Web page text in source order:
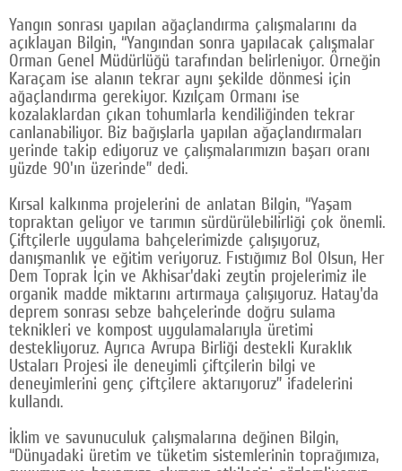
Yangın sonrası yapılan ağaçlandırma çalışmalarını da
açıklayan Bilgin, “Yangından sonra yapılacak çalışmalar
Orman Genel Müdürlüğü tarafından belirleniyor. Örneğin
Karaçam ise alanın tekrar aynı şekilde dönmesi için
ağaçlandırma gerekiyor. Kızılçam Ormanı ise
kozalaklardan çıkan tohumlarla kendiliğinden tekrar
canlanabiliyor. Biz bağışlarla yapılan ağaçlandırmaları
yerinde takip ediyoruz ve çalışmalarımızın başarı oranı
yüzde 90'ın üzerinde” dedi.
Kırsal kalkınma projelerini de anlatan Bilgin, “Yaşam
topraktan geliyor ve tarımın sürdürülebilirliği çok önemli.
Çiftçilerle uygulama bahçelerimizde çalışıyoruz,
danışmanlık ve eğitim veriyoruz. Fıstığımız Bol Olsun, Her
Dem Toprak İçin ve Akhisar'daki zeytin projelerimiz ile
organik madde miktarını artırmaya çalışıyoruz. Hatay'da
deprem sonrası sebze bahçelerinde doğru sulama
teknikleri ve kompost uygulamalarıyla üretimi
destekliyoruz. Ayrıca Avrupa Birliği destekli Kuraklık
Ustaları Projesi ile deneyimli çiftçilerin bilgi ve
deneyimlerini genç çiftçilere aktarıyoruz” ifadelerini
kullandı.
İklim ve savunuculuk çalışmalarına değinen Bilgin,
“Dünyadaki üretim ve tüketim sistemlerinin toprağımıza,